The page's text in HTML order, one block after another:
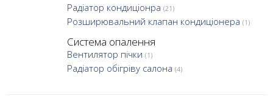
Радіатор кондиціонра (21)
Розширювальний клапан кондиціонера (1)
Система опалення
Вентилятор пічки (1)
Радіатор обігріву салона (4)